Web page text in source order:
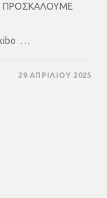
ΠΡΟΣΚΑΛΟΥΜΕ
…
29 ΑΠΡΙΛΊΟΥ 2025